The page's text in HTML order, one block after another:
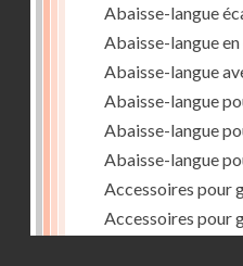
Abaisse-langue
Abaisse-langue
Abaisse-langue
Abaisse-langue
Abaisse-langue
Abaisse-langue
Accessoires pour
Accessoires pour